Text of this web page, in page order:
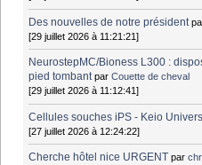
Des nouvelles de notre président
[29 juillet 2026 à 11:21:21]
NeurostepMC/Bioness L300 :
pied tombant parCouette de cheval
[29 juillet 2026 à 11:12:41]
Cellules souches iPS - Keio
[27 juillet 2026 à 12:24:22]
Cherche hôtel nice URGENT par